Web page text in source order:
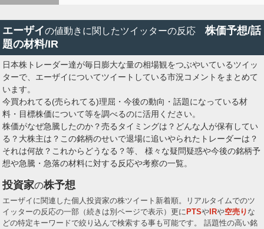
エーザイの値動きに関したツイッターの反応 株価予想/話
題の材料/IR
日本株トレーダー達が毎日膨大な量の相場観をつぶやいているツイッ
ターで、エーザイについてツイートしている市況コメントをまとめて
います。
今買われてる(売られてる)理屈・今後の動向・話題になっている材
料・目標株価について等を調べるのに活用ください。
株価がなぜ急騰したのか？売るタイミングは？どんな人が保有してい
る？大株主は？この銘柄のせいで退場に追いやられたトレーダーは？
それは何故？これからどうなる？等、 様々な疑問疑惑や今後の銘柄予
想や急騰・急落の材料に対する反応や考察の一覧。
投資家の株予想
エーザイに関連した個人投資家の株ツイート新着順。リアルタイムでのツ
イッターの反応の一部（続きは別ページで表示）更に PTSや IRや空売り な
どの特定キーワードで絞り込んで検索する事も可能です。 話題性の高い銘